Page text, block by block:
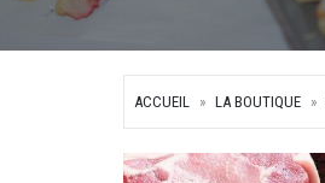
ACCUEIL LA BOUTIQUE